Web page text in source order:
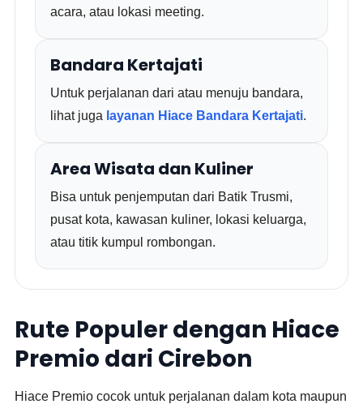
acara, atau lokasi meeting.
Bandara Kertajati
Untuk perjalanan dari atau menuju bandara,
lihat juga layanan Hiace Bandara Kertajati.
Area Wisata dan Kuliner
Bisa untuk penjemputan dari Batik Trusmi,
pusat kota, kawasan kuliner, lokasi keluarga,
atau titik kumpul rombongan.
Rute Populer dengan Hiace
Premio dari Cirebon
Hiace Premio cocok untuk perjalanan dalam kota maupun